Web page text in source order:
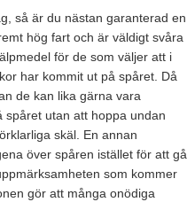
så är du nästan garanterad en
hög fart och är väldigt svåra
för de som väljer att i
har kommit ut på spåret. Då
de kan lika gärna vara
spåret utan att hoppa undan
skäl. En annan
över spåren istället för att gå
som kommer
gör att många onödiga